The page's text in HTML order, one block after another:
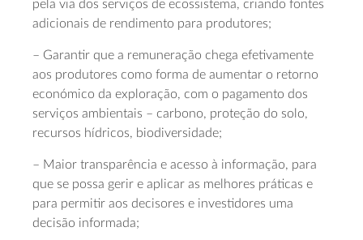
pela via dos serviços de ecossistema, criando fontes
adicionais de rendimento para produtores;
– Garantir que a remuneração chega efetivamente
aos produtores como forma de aumentar o retorno
económico da exploração, com o pagamento dos
serviços ambientais – carbono, proteção do solo,
recursos hídricos, biodiversidade;
– Maior transparência e acesso à informação, para
que se possa gerir e aplicar as melhores práticas e
para permitir aos decisores e investidores uma
decisão informada;